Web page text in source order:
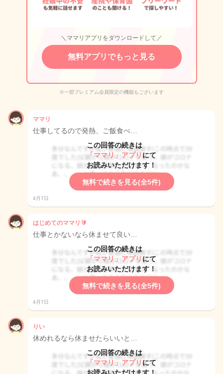
＼ママリアプリをダウンロードして／
無料アプリでもっと見る
※一部プレミアム会員限定の機能もございます
ママリ
仕事してるので発熱、ご飯食べ…
この回答の続きは
「ママリ」アプリ にて
お読みいただけます！
無料で続きを見る(全5件)
4月7日
はじめてのママリ🔰
仕事とかないなら休ませて良い…
この回答の続きは
「ママリ」アプリ にて
お読みいただけます！
無料で続きを見る(全5件)
4月7日
りい
休めれるなら休ませたらいいと…
この回答の続きは
「ママリ」アプリ にて